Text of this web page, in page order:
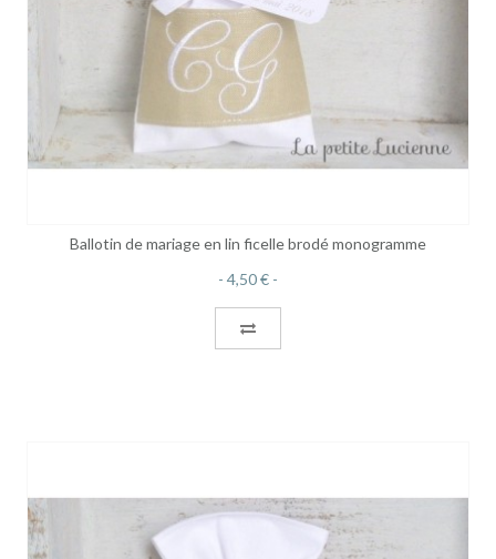
Ballotin de mariage en lin ficelle brodé monogramme
4,50 €